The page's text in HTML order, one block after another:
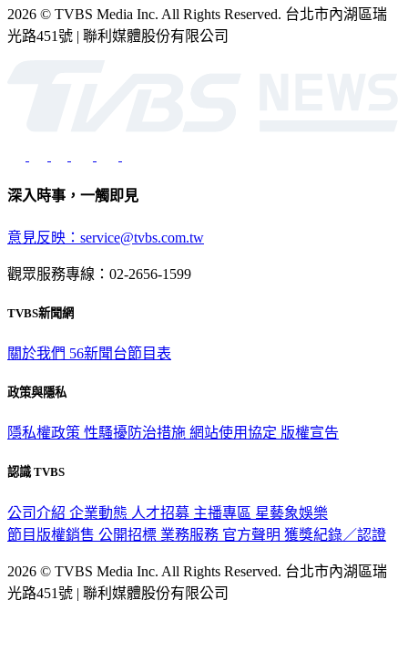
2026 © TVBS Media Inc. All Rights Reserved. 台北市內湖區瑞
光路451號 | 聯利媒體股份有限公司
深入時事，一觸即見
意見反映：service@tvbs.com.tw
觀眾服務專線：02-2656-1599
TVBS新聞網
關於我們 56新聞台節目表
政策與隱私
隱私權政策 性騷擾防治措施 網站使用協定 版權宣告
認識 TVBS
公司介紹 企業動態 人才招募 主播專區 星藝象娛樂
節目版權銷售 公開招標 業務服務 官方聲明 獲獎紀錄／認證
2026 © TVBS Media Inc. All Rights Reserved. 台北市內湖區瑞
光路451號 | 聯利媒體股份有限公司